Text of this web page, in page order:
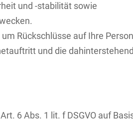
und -stabilität sowie
Rückschlüsse auf Ihre
und die
6 Abs. 1 lit. f DSGVO auf